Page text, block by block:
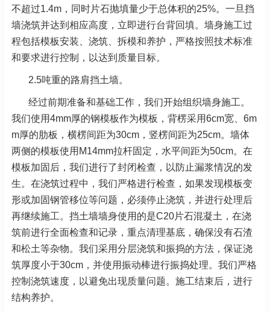
不超过1.4m，同时片石抛填量少于总体积的25%。一旦挡
墙浇筑并达到相应高度，立即进行台背回填。墙身施工过
程包括模板安装、浇筑、拆模和养护，严格按照技术标准
和要求进行控制，以达到质量目标。
2.5吨重的路肩挡土墙。
经过前期准备和基础工作，我们开始组织墙身施工。
我们使用4mm厚的钢模板作为模板，背楞采用6cm宽、6m
m厚的肋板，横楞间距为30cm，竖楞间距为25cm。墙体
两侧的模板使用M14mm拉杆固定，水平间距为50cm。在
模板加固后，我们进行了封闭检查，以防止漏浆情况的发
生。在浇筑过程中，我们严格进行检查，如果发现模板变
形或加固钢管移位等问题，必须停止浇筑，并进行处理后
再继续施工。挡土墙墙身使用的是C20片石混凝土，在浇
筑前进行全面检查和记录，重点清理基底，确保没有石渣
和松土等杂物。我们采用分层浇筑和振捣的方法，保证浇
筑厚度小于30cm，并使用振动棒进行振捣处理。我们严格
控制浇筑速度，以避免出现质量问题。施工结束后，进行
结构养护。